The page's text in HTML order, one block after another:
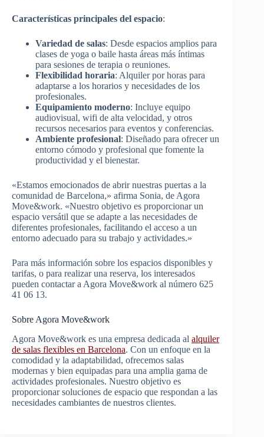
Características principales del espacio:
Variedad de salas: Desde espacios amplios para
clases de yoga o baile hasta áreas más íntimas
para sesiones de terapia o reuniones.
Flexibilidad horaria: Alquiler por horas para
adaptarse a los horarios y necesidades de los
profesionales.
Equipamiento moderno: Incluye equipo
audiovisual, wifi de alta velocidad, y otros
recursos necesarios para eventos y conferencias.
Ambiente profesional: Diseñado para ofrecer un
entorno cómodo y profesional que fomente la
productividad y el bienestar.
«Estamos emocionados de abrir nuestras puertas a la
comunidad de Barcelona,» afirma Sonia, de Agora
Move&work. «Nuestro objetivo es proporcionar un
espacio versátil que se adapte a las necesidades de
diferentes profesionales, facilitando el acceso a un
entorno adecuado para su trabajo y actividades.»
Para más información sobre los espacios disponibles y
tarifas, o para realizar una reserva, los interesados
pueden contactar a Agora Move&work al número 625
41 06 13.
Sobre Agora Move&work
Agora Move&work es una empresa dedicada al alquiler
de salas flexibles en Barcelona. Con un enfoque en la
comodidad y la adaptabilidad, ofrecemos salas
modernas y bien equipadas para una amplia gama de
actividades profesionales. Nuestro objetivo es
proporcionar soluciones de espacio que respondan a las
necesidades cambiantes de nuestros clientes.